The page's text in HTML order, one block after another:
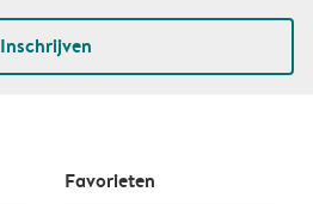
Inschrijven
Favorieten